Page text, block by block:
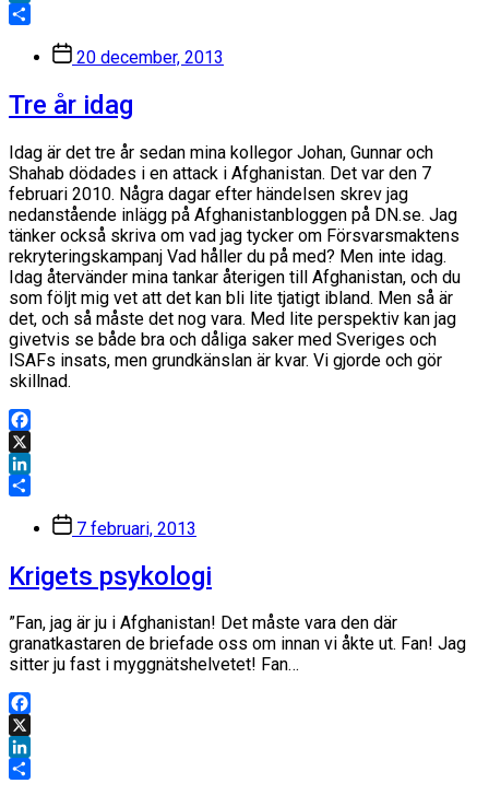
LinkedIn
Inläggsdatum
20 december, 2013
Tre år idag
Idag är det tre år sedan mina kollegor Johan, Gunnar och
Shahab dödades i en attack i Afghanistan. Det var den 7
februari 2010. Några dagar efter händelsen skrev jag
nedanstående inlägg på Afghanistanbloggen på DN.se. Jag
tänker också skriva om vad jag tycker om Försvarsmaktens
rekryteringskampanj Vad håller du på med? Men inte idag.
Idag återvänder mina tankar återigen till Afghanistan, och du
som följt mig vet att det kan bli lite tjatigt ibland. Men så är
det, och så måste det nog vara. Med lite perspektiv kan jag
givetvis se både bra och dåliga saker med Sveriges och
ISAFs insats, men grundkänslan är kvar. Vi gjorde och gör
skillnad.
Facebook
X
LinkedIn
Inläggsdatum
7 februari, 2013
Krigets psykologi
”Fan, jag är ju i Afghanistan! Det måste vara den där
granatkastaren de briefade oss om innan vi åkte ut. Fan! Jag
sitter ju fast i myggnätshelvetet! Fan…
Facebook
X
LinkedIn